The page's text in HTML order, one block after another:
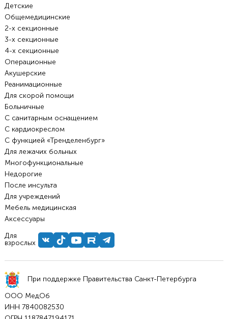
Детские
Общемедицинские
2-х секционные
3-х секционные
4-х секционные
Операционные
Акушерские
Реанимационные
Для скорой помощи
Больничные
С санитарным оснащением
С кардиокреслом
С функцией «Тренделенбург»
Для лежачих больных
Многофункциональные
Недорогие
После инсульта
Для учреждений
Мебель медицинская
Аксессуары
Для
взрослых
При поддержке Правительства Санкт-Петербурга
ООО МедОб
ИНН 7840082530